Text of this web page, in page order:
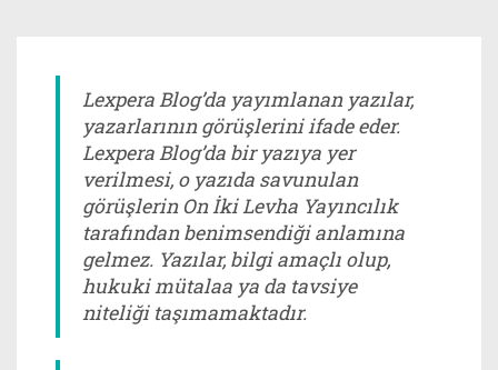
Lexpera Blog’da yayımlanan yazılar,
yazarlarının görüşlerini ifade eder.
Lexpera Blog’da bir yazıya yer
verilmesi, o yazıda savunulan
görüşlerin On İki Levha Yayıncılık
tarafından benimsendiği anlamına
gelmez. Yazılar, bilgi amaçlı olup,
hukuki mütalaa ya da tavsiye
niteliği taşımamaktadır.